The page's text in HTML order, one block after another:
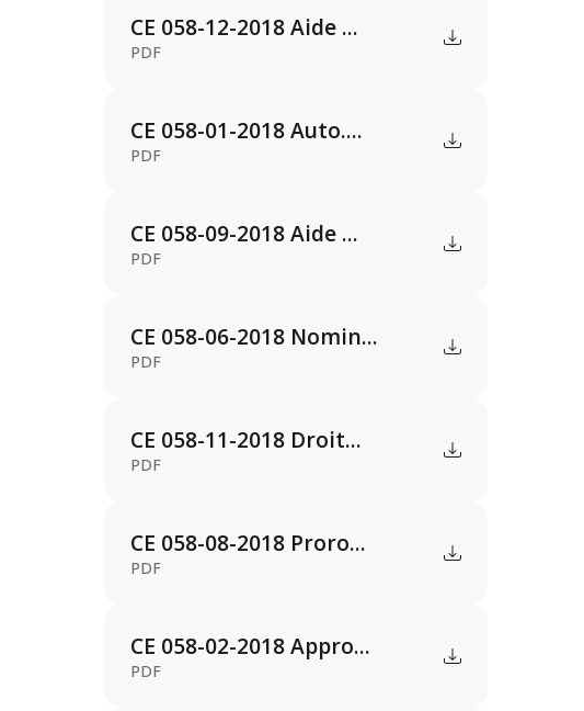
CE 058-12-2018 Aide ...
PDF
CE 058-01-2018 Auto....
PDF
CE 058-09-2018 Aide ...
PDF
CE 058-06-2018 Nomin...
PDF
CE 058-11-2018 Droit...
PDF
CE 058-08-2018 Proro...
PDF
CE 058-02-2018 Appro...
PDF